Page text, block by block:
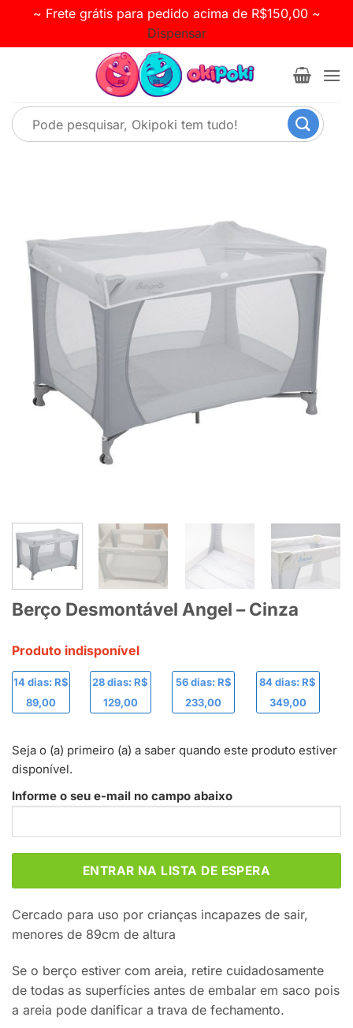
~ Frete grátis para pedido acima de R$150,00 ~
Dispensar
Pesquisar
por:
Berço Desmontável Angel – Cinza
Produto indisponível
14 dias: R$
89,00
28 dias: R$
129,00
56 dias: R$
233,00
84 dias: R$
349,00
Seja o (a) primeiro (a) a saber quando este produto estiver
disponível.
Informe o seu e-mail no campo abaixo
Cercado para uso por crianças incapazes de sair,
menores de 89cm de altura
Se o berço estiver com areia, retire cuidadosamente
de todas as superfícies antes de embalar em saco pois
a areia pode danificar a trava de fechamento.